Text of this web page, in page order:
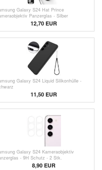
Galaxy S24 Hat Prince
Panzerglas - Silber
12,70 EUR
Galaxy S24 Liquid Silikonhülle -
11,50 EUR
Galaxy S24 Kameraobjektiv
- 9H Schutz - 2 Stk.
8,90 EUR